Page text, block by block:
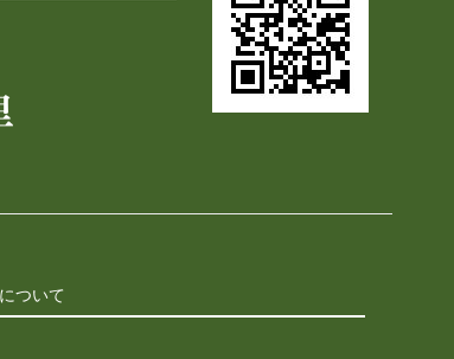
ついて